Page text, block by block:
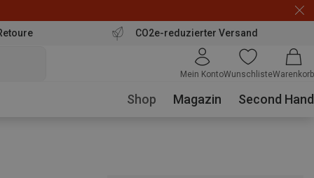
CO2e-reduzierter Versand
Mein KontoWunschlisteWarenkorb
Shop Magazin Second Hand